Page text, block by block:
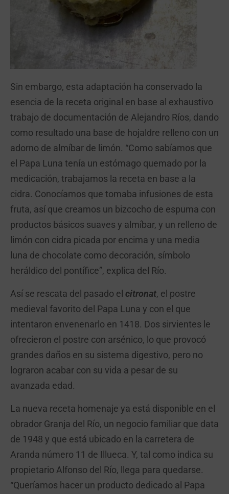
Sin embargo, esta adaptación ha conservado la
esencia de la receta original en base al exhaustivo
trabajo de documentación de Alejandro Ríos, dando
como resultado una base de hojaldre relleno con un
adorno de almíbar de limón. “Como sabíamos que
el Papa Luna tenía un estómago quemado por la
medicación, trabajamos la receta en base a la
cidra. Conocíamos que tomaba infusiones de esta
fruta, así que creamos un bizcocho de espuma con
productos básicos suaves y almíbar, y un relleno de
limón con cidra picada por encima y una media
luna de chocolate como decoración, símbolo
heráldico del pontífice”, explica del Río.
Así se rescata del pasado el citronat, el postre
medieval favorito del Papa Luna y con el que
intentaron envenenarlo en 1418. Dos sirvientes le
ofrecieron el postre con arsénico, lo que provocó
grandes daños en su sistema digestivo, pero no
lograron acabar con su vida a pesar de su
avanzada edad.
La nueva receta homenaje ya está disponible en el
obrador Granja del Río, un negocio familiar que data
de 1948 y que está ubicado en la carretera de
Aranda número 11 de Illueca. Y, tal como indica su
propietario Alfonso del Río, llega para quedarse.
“Queríamos hacer un producto dedicado al Papa